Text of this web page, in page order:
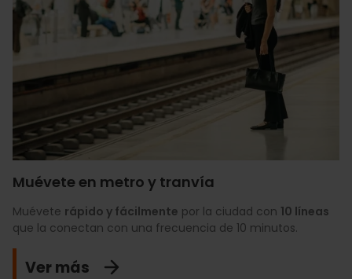
Muévete en metro y tranvía
Muévete rápido y fácilmente por la ciudad con 10 líneas
que la conectan con una frecuencia de 10 minutos.
Ver más